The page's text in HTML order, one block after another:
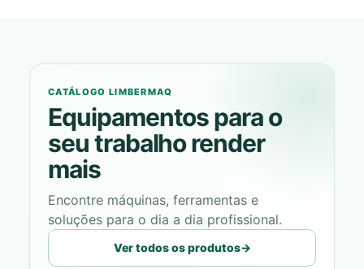
CATÁLOGO LIMBERMAQ
Equipamentos para o
seu trabalho render
mais
Encontre máquinas, ferramentas e
soluções para o dia a dia profissional.
Ver todos os produtos→